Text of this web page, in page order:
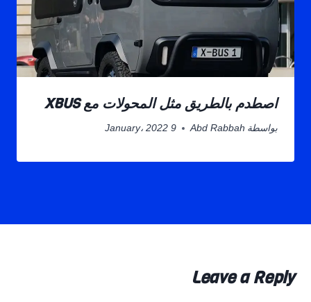
اصطدم بالطريق مثل المحولات مع XBUS
بواسطة Abd Rabbah 9 January، 2022
Leave a Reply